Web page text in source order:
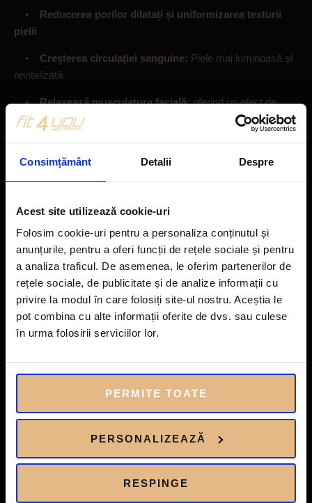
Consimțământ Detalii Despre
Acest site utilizează cookie-uri
Folosim cookie-uri pentru a personaliza conținutul și
anunțurile, pentru a oferi funcții de rețele sociale și pentru
a analiza traficul. De asemenea, le oferim partenerilor de
rețele sociale, de publicitate și de analize informații cu
privire la modul în care folosiți site-ul nostru. Aceștia le
pot combina cu alte informații oferite de dvs. sau culese
în urma folosirii serviciilor lor.
PERMITE TOATE
PERSONALIZEAZĂ
RESPINGE
• Reducerea porilor dilatați și uniformizarea texturii
pielii
• Creșterea circulației sanguine: Piele mai luminoasă și
revitalizată.
•Relaxează musculatura facială:oferind un efect de
lifting natural și odihnit.
•Tratament relaxant și complet nedureros
Tratamentul este recomandat pentru persoane care prezintă:
• Semne ușoare sau moderate de îmbătrânire facială
• Riduri fine, pierderea fermității sau laxitate cutanată
• Oboseală facială sau aspect tern al pielii
• Porțiuni ale feței cu piele lăsată (obraji, mandibulă,
bărbie)
Contraindicații: